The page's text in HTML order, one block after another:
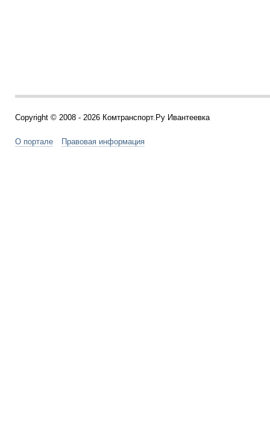
Copyright © 2008 - 2026 Комтранспорт.Ру Ивантеевка
О портале Правовая информация